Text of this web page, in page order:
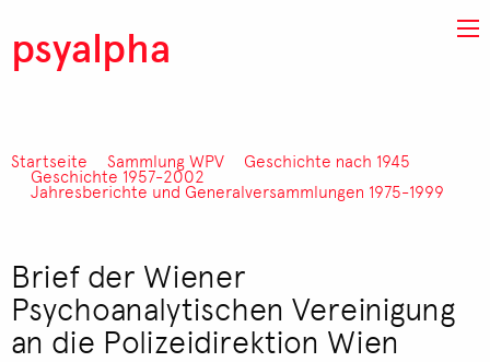
psyalpha
Pfadnavigation
Startseite Sammlung WPV Geschichte nach 1945
Geschichte 1957-2002
Jahresberichte und Generalversammlungen 1975-1999
Brief der Wiener
Psychoanalytischen Vereinigung
an die Polizeidirektion Wien